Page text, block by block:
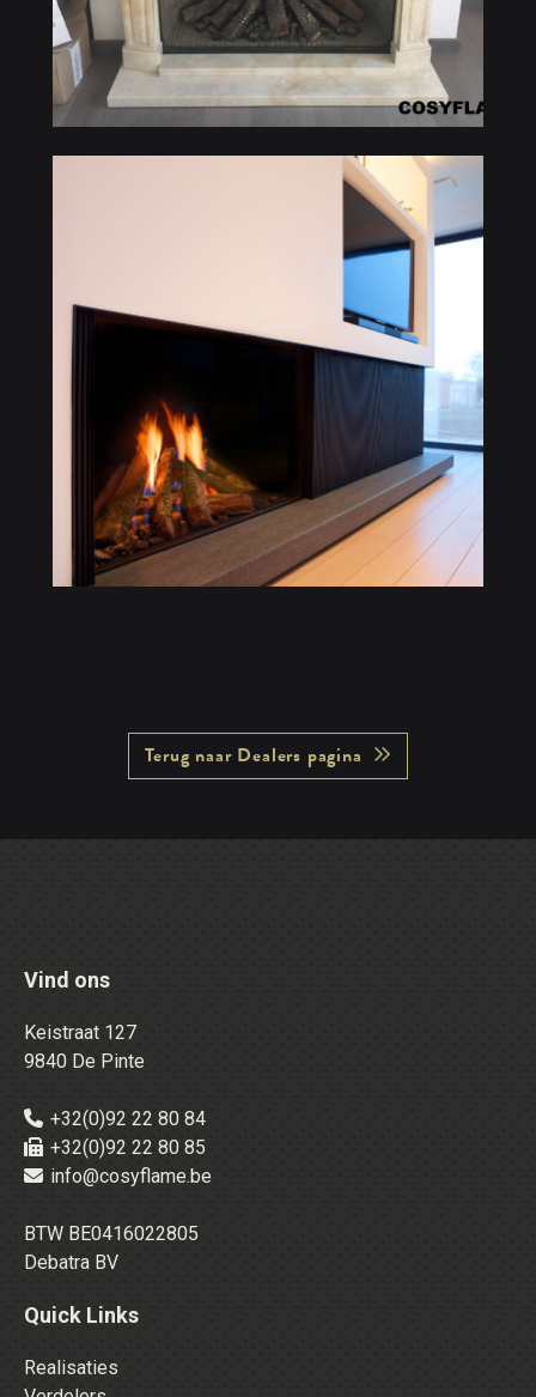
Terug naar Dealers pagina
Vind ons
Keistraat 127
9840 De Pinte
+32(0)92 22 80 84
+32(0)92 22 80 85
info@cosyflame.be
BTW BE0416022805
Debatra BV
Quick Links
Realisaties